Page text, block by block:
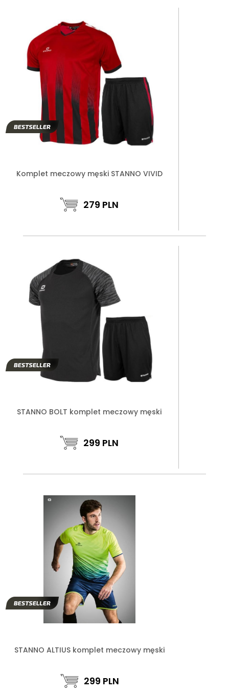
Komplet meczowy męski STANNO VIVID
279 PLN
STANNO BOLT komplet meczowy męski
299 PLN
STANNO ALTIUS komplet meczowy męski
299 PLN